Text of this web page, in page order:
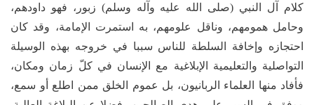
كلام آل النبي (صلى الله عليه وآله وسلم) زبور، فهو داودهم،
وحامل همومهم، وناقل علومهم، به استمرت الإمامة، وقد كان
احتجازه وإخافة السلطة للناس سببا في خروجه بهذه الوسيلة
التواصلية والتعليمية الإبلاغية مع الإنسان في كلّ زمان ومكان،
فأفاد منها العلماء الربانيون، بل عموم الخلق ممن اطلع أو سمع،